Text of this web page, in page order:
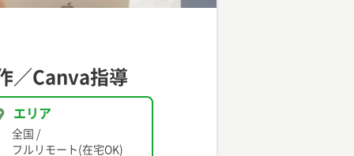
／Canva指導
エリア
全国 /
フルリモート(在宅OK)